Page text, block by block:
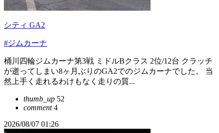
シティ GA2
#ジムカーナ
桶川四輪ジムカーナ第3戦 ミドルBクラス 2位/12台 クラッチ
が逝ってしまい8ヶ月ぶりのGA2でのジムカーナでした。 当
然上手く走れるわけもなく走りの質...
thumb_up 52
comment4
2026/08/07 01:26